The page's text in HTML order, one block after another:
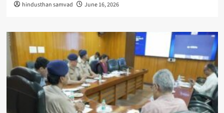
hindusthan samvad June 16, 2026